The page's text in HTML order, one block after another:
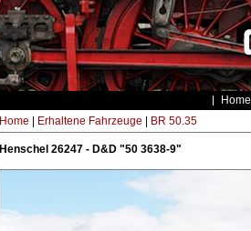
Home
Home Erhaltene Fahrzeuge BR 50.35
Henschel 26247 - D&D "50 3638-9"